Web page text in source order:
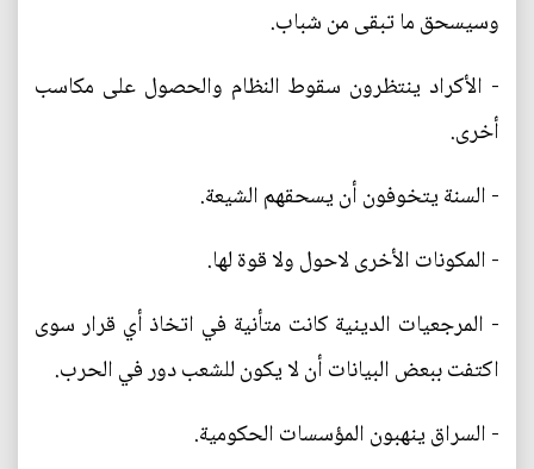
وسيسحق ما تبقى من شباب.
- الأكراد ينتظرون سقوط النظام والحصول على مكاسب
أخرى.
- السنة يتخوفون أن يسحقهم الشيعة.
- المكونات الأخرى لاحول ولا قوة لها.
- المرجعيات الدينية كانت متأنية في اتخاذ أي قرار سوى
اكتفت ببعض البيانات أن لا يكون للشعب دور في الحرب.
- السراق ينهبون المؤسسات الحكومية.